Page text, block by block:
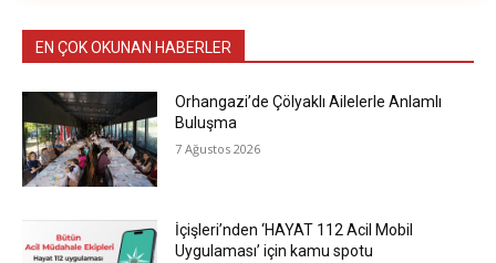
EN ÇOK OKUNAN HABERLER
Orhangazi’de Çölyaklı Ailelerle Anlamlı
Buluşma
7 Ağustos 2026
İçişleri’nden ‘HAYAT 112 Acil Mobil
Uygulaması’ için kamu spotu